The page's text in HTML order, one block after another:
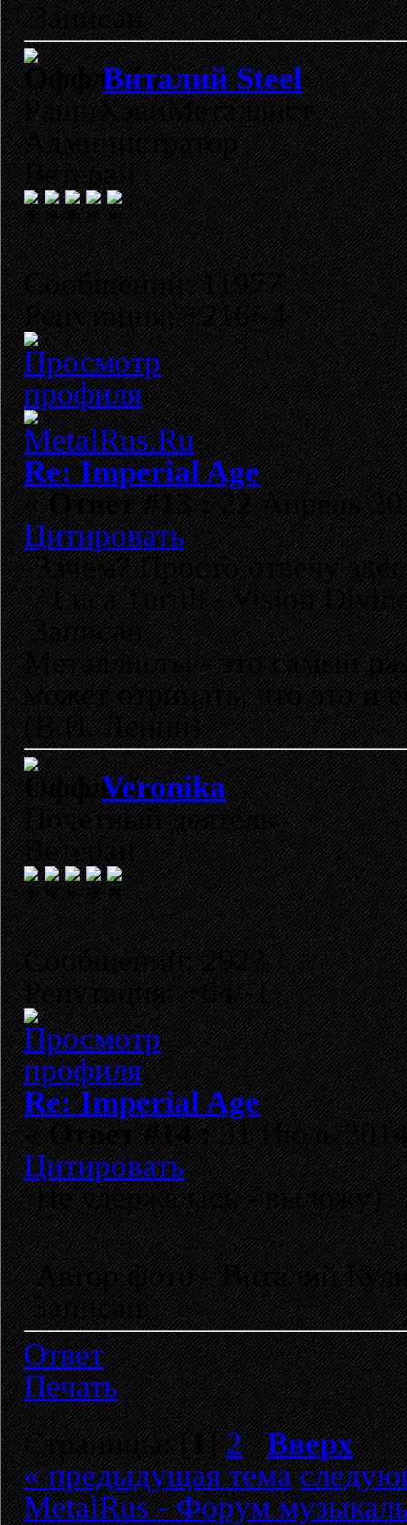
Записан
Виталий Steel
РашнХэвиМеталлист
Администратор
Ветеран
Сообщений: 11977
Репутация: +216/-4
Re: Imperial Age
«Ответ #13 :22 Апрель
Цитировать
Зачем? Просто отвечу
/ Luca Turilli / Vision
Записан
Металлисты - это самый
может отрицать, что это и
(В.И. Ленин)
Veronika
Почетный деятель
Ветеран
Сообщений: 2923
Репутация: +64/-1
Re: Imperial Age
«Ответ #14 :31 Июль
Цитировать
Не удержалась - выложу)
Автор фото - Виталий
Записан
Ответ
Печать
Страницы: [1]2
Вверх
« предыдущая тема
MetalRus - Форум